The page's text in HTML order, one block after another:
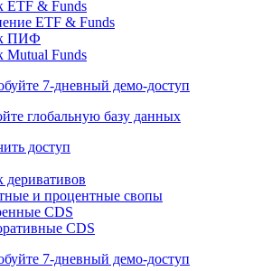
ETF & Funds
ETF & Funds
ПИФ
Mutual Funds
7-дневный демо-доступ
глобальную базу данных
доступ
деривативов
и процентные свопы
CDS
CDS
7-дневный демо-доступ